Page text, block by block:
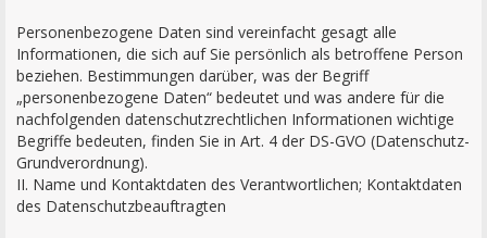
Personenbezogene Daten sind vereinfacht gesagt alle
Informationen, die sich auf Sie persönlich als betroffene Person
beziehen. Bestimmungen darüber, was der Begriff
„personenbezogene Daten“ bedeutet und was andere für die
nachfolgenden datenschutzrechtlichen Informationen wichtige
Begriffe bedeuten, finden Sie in Art. 4 der DS-GVO (Datenschutz-
Grundverordnung).
II. Name und Kontaktdaten des Verantwortlichen; Kontaktdaten
des Datenschutzbeauftragten